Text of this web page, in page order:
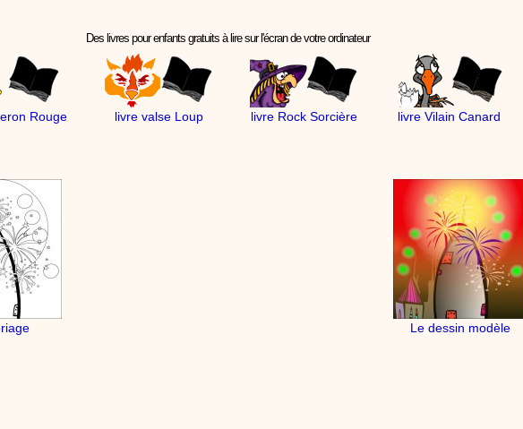
Des livres pour enfants gratuits à lire sur l'écran de votre ordinateur
Rouge livre valse Loup livre Rock Sorcière livre Vilain Canard
Le dessin modèle